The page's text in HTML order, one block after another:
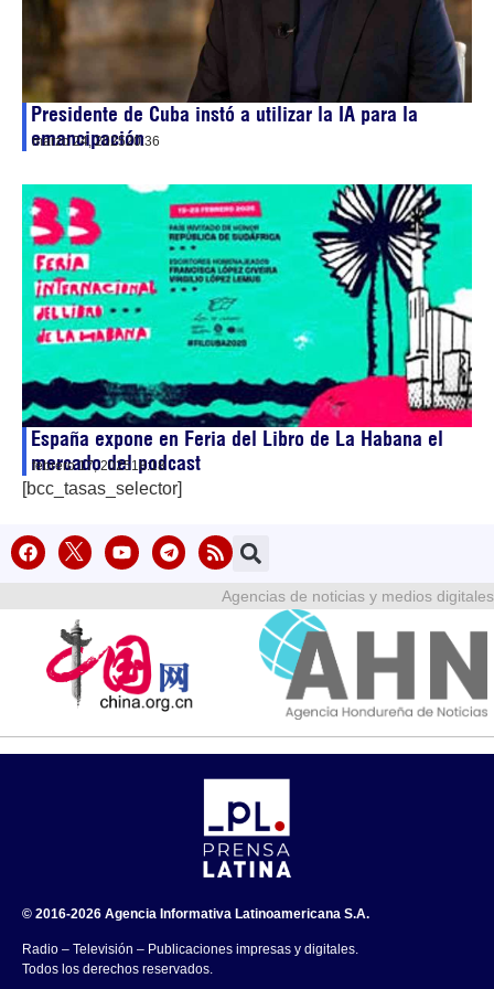
Presidente de Cuba instó a utilizar la IA para la
emancipación
marzo 24, 202520:36
España expone en Feria del Libro de La Habana el
mercado del podcast
febrero 17, 202518:18
[bcc_tasas_selector]
Agencias de noticias y medios digitales
© 2016-2026 Agencia Informativa Latinoamericana S.A.
Radio – Televisión – Publicaciones impresas y digitales.
Todos los derechos reservados.